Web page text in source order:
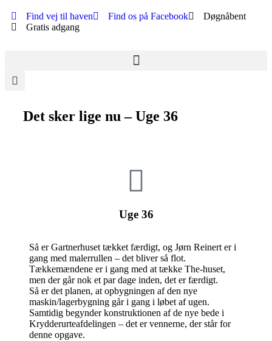
Find vej til haven Find os på Facebook
Døgnåbent
Gratis adgang
Det sker lige nu – Uge 36
Uge 36
Så er Gartnerhuset tækket færdigt, og Jørn Reinert er i
gang med malerrullen – det bliver så flot.
Tækkemændene er i gang med at tække The-huset,
men der går nok et par dage inden, det er færdigt.
Så er det planen, at opbygningen af den nye
maskin/lagerbygning går i gang i løbet af ugen.
Samtidig begynder konstruktionen af de nye bede i
Krydderurteafdelingen – det er vennerne, der står for
denne opgave.